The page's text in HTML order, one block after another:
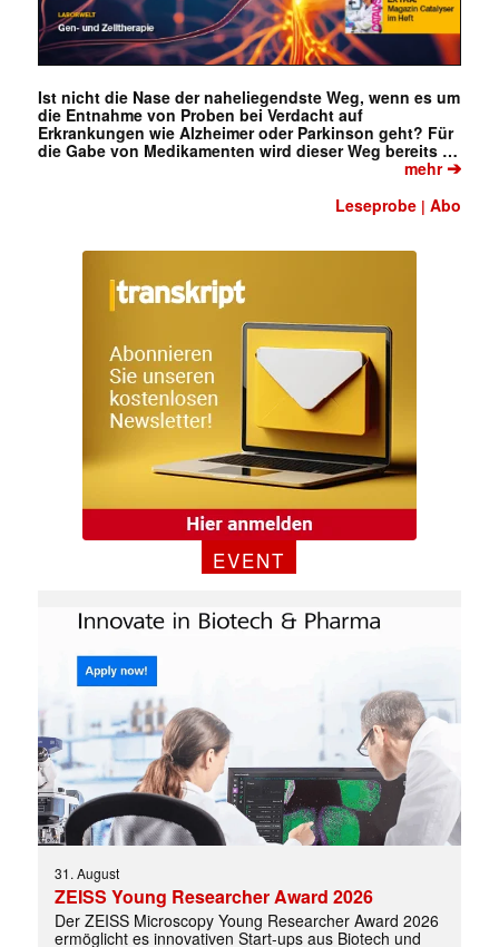
Ist nicht die Nase der naheliegendste Weg, wenn es um
die Entnahme von Proben bei Verdacht auf
Erkrankungen wie Alzheimer oder Parkinson geht? Für
die Gabe von Medikamenten wird dieser Weg bereits …
mehr➔
Leseprobe |Abo
EVENT
31. August
ZEISS Young Researcher Award 2026
Der ZEISS Microscopy Young Researcher Award 2026
ermöglicht es innovativen Start-ups aus Biotech und